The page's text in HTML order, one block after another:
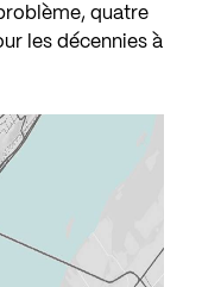
quatre
les décennies à